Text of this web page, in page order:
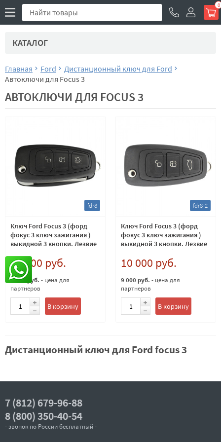
0
КАТАЛОГ
Главная Ford
Дистанционный ключ для Ford
Автоключи для Focus 3
АВТОКЛЮЧИ ДЛЯ FOCUS 3
fdr8
Ключ Ford Focus 3 (форд
фокус 3 ключ зажигания )
выкидной 3 кнопки. Лезвие
10 000 руб.
9 000 руб. - цена для
партнеров
В корзину
fdr8-2
Ключ Ford Focus 3 (форд
фокус 3 ключ зажигания )
выкидной 3 кнопки. Лезвие
HU101 - кнопка багажник
10 000 руб.
9 000 руб. - цена для
партнеров
В корзину
Дистанционный ключ для Ford focus 3
7 (812) 679-96-88
8 (800) 350-40-54
- звонок по России бесплатный -